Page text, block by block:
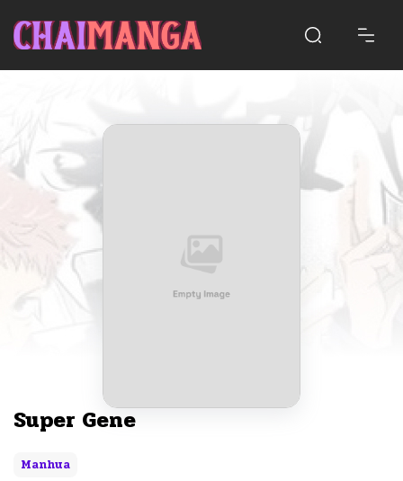
Super Gene
Manhua